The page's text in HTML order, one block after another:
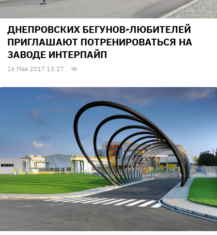
ДНЕПРОВСКИХ БЕГУНОВ-ЛЮБИТЕЛЕЙ
ПРИГЛАШАЮТ ПОТРЕНИРОВАТЬСЯ НА
ЗАВОДЕ ИНТЕРПАЙП
16 Мая 2017 13:27